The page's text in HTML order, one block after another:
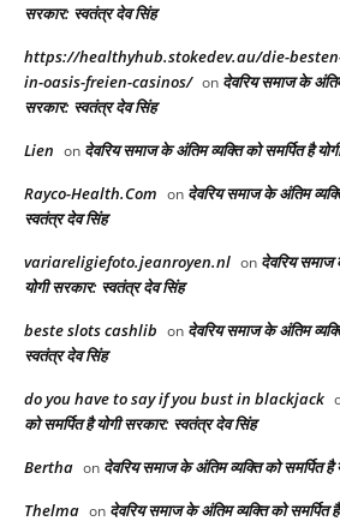
सरकार: स्वतंत्र देव सिंह
https://healthyhub.stokedev.au/die-
in-oasis-freien-casinos/ on देवरिय समाज के अंतिम
सरकार: स्वतंत्र देव सिंह
Lien on देवरिय समाज के अंतिम व्यक्ति को समर्पित है
Rayco-Health.Com on देवरिय समाज के अंतिम
स्वतंत्र देव सिंह
variareligiefoto.jeanroyen.nl on देवरिय समाज
योगी सरकार: स्वतंत्र देव सिंह
beste slots cashlib on देवरिय समाज के अंतिम
स्वतंत्र देव सिंह
do you have to say if you bust in blackjack
को समर्पित है योगी सरकार: स्वतंत्र देव सिंह
Bertha on देवरिय समाज के अंतिम व्यक्ति को समर्पित
Thelma on देवरिय समाज के अंतिम व्यक्ति को समर्पित